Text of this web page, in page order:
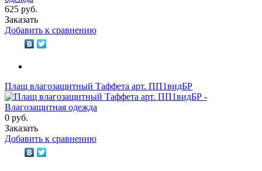
625 руб.
Заказать
Добавить к сравнению
Плащ влагозащитный Таффета арт. ПП1видБР
0 руб.
Заказать
Добавить к сравнению